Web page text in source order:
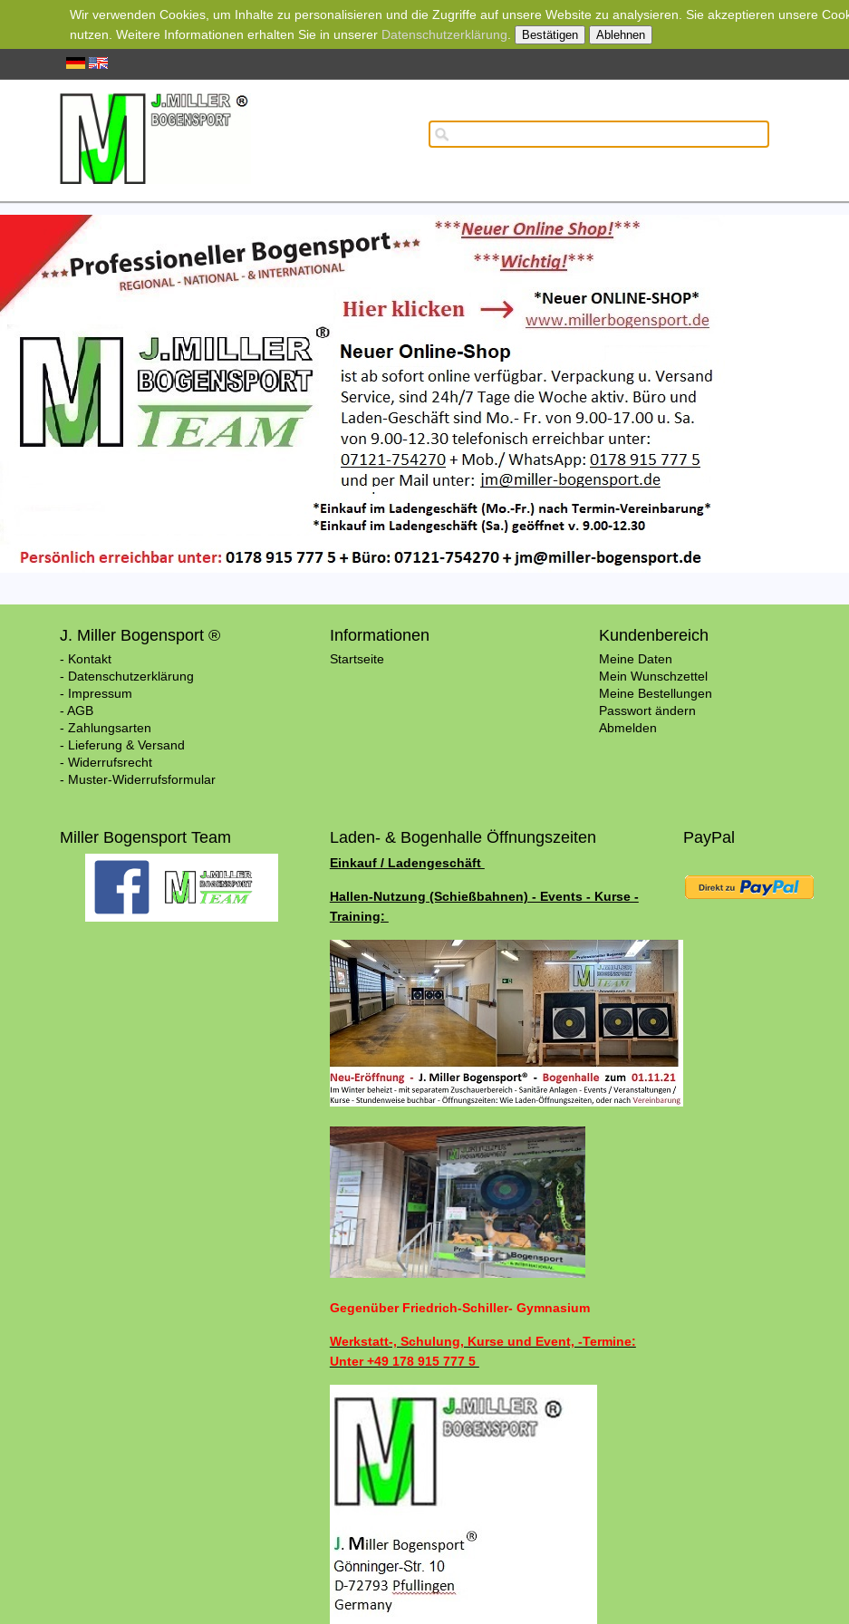
Wir verwenden Cookies, um Inhalte zu personalisieren und die Zugriffe auf unsere Website zu analysieren. Sie akzeptieren unsere
nutzen. Weitere Informationen erhalten Sie in unserer Datenschutzerklärung Bestätigen Ablehnen
J. Miller Bogensport ®
- Kontakt
- Datenschutzerklärung
- Impressum
- AGB
- Zahlungsarten
- Lieferung & Versand
- Widerrufsrecht
- Muster-Widerrufsformular
Informationen
Startseite
Kundenbereich
Meine Daten
Mein Wunschzettel
Meine Bestellungen
Passwort ändern
Abmelden
Miller Bogensport Team Laden- & Bogenhalle Öffnungszeiten
Einkauf / Ladengeschäft
Hallen-Nutzung (Schießbahnen) - Events - Kurse -
Training:
Gegenüber Friedrich-Schiller- Gymnasium
Werkstatt-, Schulung, Kurse und Event, -Termine:
Unter +49 178 915 777 5
PayPal